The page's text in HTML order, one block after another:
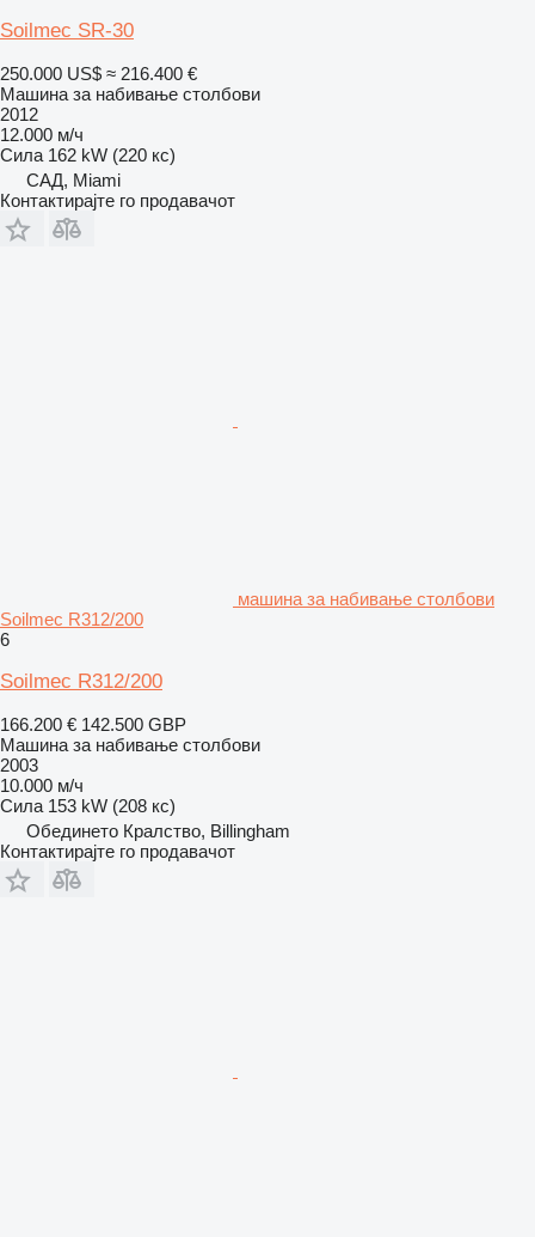
Soilmec SR-30
250.000 US$ ≈ 216.400 €
Машина за набивање столбови
2012
12.000 м/ч
Сила 162 kW (220 кс)
САД, Miami
Контактирајте го продавачот
машина за набивање столбови
Soilmec R312/200
6
Soilmec R312/200
166.200 € 142.500 GBP
Машина за набивање столбови
2003
10.000 м/ч
Сила 153 kW (208 кс)
Обединето Кралство, Billingham
Контактирајте го продавачот